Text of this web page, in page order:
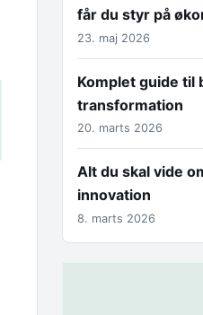
får du styr på
23. maj 2026
Komplet guide til
transformation
20. marts 2026
Alt du skal vide
innovation
8. marts 2026